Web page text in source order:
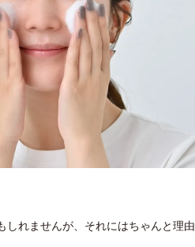
れませんが、それにはちゃんと理由